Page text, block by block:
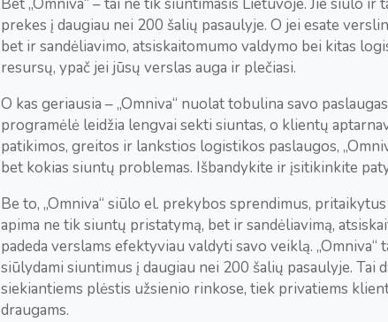
Bet „Omniva“ – tai ne tik siuntimasis Lietuvoje. Jie siūlo
prekes į daugiau nei 200 šalių pasaulyje. O jei esate
bet ir sandėliavimo, atsiskaitomumo valdymo bei kitas
resursų, ypač jei jūsų verslas auga ir plečiasi.
O kas geriausia – „Omniva“ nuolat tobulina savo
programėlė leidžia lengvai sekti siuntas, o klientų
patikimos, greitos ir lankstios logistikos paslaugos,
bet kokias siuntų problemas. Išbandykite ir įsitikinkite
Be to, „Omniva“ siūlo el. prekybos sprendimus,
apima ne tik siuntų pristatymą, bet ir sandėliavimą,
padeda verslams efektyviau valdyti savo veiklą.
siūlydami siuntimus į daugiau nei 200 šalių pasaulyje.
siekiantiems plėstis užsienio rinkose, tiek privatiems
draugams.